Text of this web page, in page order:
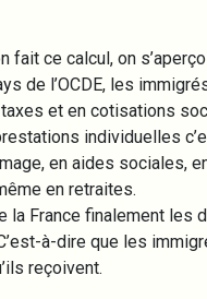
fait ce calcul, on
de l’OCDE, les
et en cotisations
individuelles
en aides sociales,
en retraites.
la France finalement les
à-dire que les
reçoivent.